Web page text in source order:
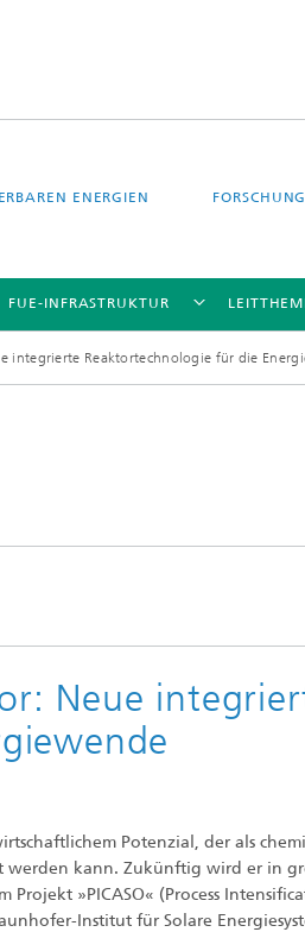
ENERGIEN
Nachhaltige
FUE-INFRASTRUKTUR
TestLab PV Modules
integrierte Reaktortechnologie für die
Neue
Potenzial, der als
werden kann. Zukünftig wird er in
»PICASO« (Process
Institut für Solare